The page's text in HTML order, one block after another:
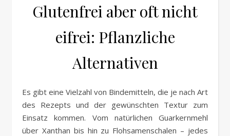
Glutenfrei aber oft nicht
eifrei: Pflanzliche
Alternativen
Es gibt eine Vielzahl von Bindemitteln, die je nach Art
des Rezepts und der gewünschten Textur zum
Einsatz kommen. Vom natürlichen Guarkernmehl
über Xanthan bis hin zu Flohsamenschalen – jedes